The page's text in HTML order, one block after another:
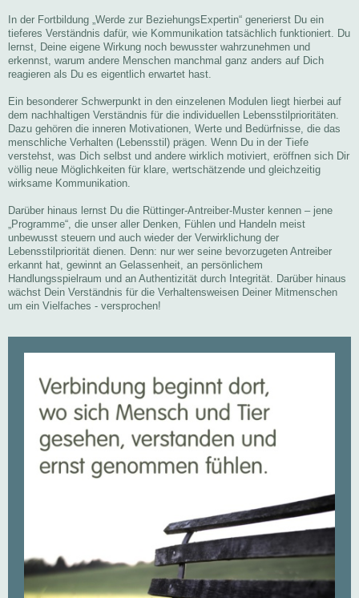
In der Fortbildung „Werde zur BeziehungsExpertin“ generierst Du ein
tieferes Verständnis dafür, wie Kommunikation tatsächlich funktioniert. Du
lernst, Deine eigene Wirkung noch bewusster wahrzunehmen und
erkennst, warum andere Menschen manchmal ganz anders auf Dich
reagieren als Du es eigentlich erwartet hast.
Ein besonderer Schwerpunkt in den einzelenen Modulen liegt hierbei auf
dem nachhaltigen Verständnis für die individuellen Lebensstilprioritäten.
Dazu gehören die inneren Motivationen, Werte und Bedürfnisse, die das
menschliche Verhalten (Lebensstil) prägen. Wenn Du in der Tiefe
verstehst, was Dich selbst und andere wirklich motiviert, eröffnen sich Dir
völlig neue Möglichkeiten für klare, wertschätzende und gleichzeitig
wirksame Kommunikation.
Darüber hinaus lernst Du die Rüttinger-Antreiber-Muster kennen – jene
„Programme“, die unser aller Denken, Fühlen und Handeln meist
unbewusst steuern und auch wieder der Verwirklichung der
Lebensstilpriorität dienen. Denn: nur wer seine bevorzugeten Antreiber
erkannt hat, gewinnt an Gelassenheit, an persönlichem
Handlungsspielraum und an Authentizität durch Integrität. Darüber hinaus
wächst Dein Verständnis für die Verhaltensweisen Deiner Mitmenschen
um ein Vielfaches - versprochen!